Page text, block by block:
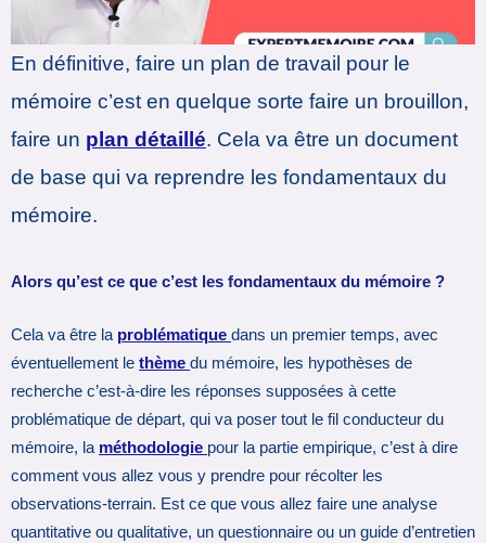
En définitive, faire un plan de travail pour le
mémoire c’est en quelque sorte faire un brouillon,
faire un plan détaillé. Cela va être un document
de base qui va reprendre les fondamentaux du
mémoire.
Alors qu’est ce que c’est les fondamentaux du mémoire ?
Cela va être la problématique dans un premier temps, avec
éventuellement le thème du mémoire, les hypothèses de
recherche c’est-à-dire les réponses supposées à cette
problématique de départ, qui va poser tout le fil conducteur du
mémoire, la méthodologie pour la partie empirique, c’est à dire
comment vous allez vous y prendre pour récolter les
observations-terrain. Est ce que vous allez faire une analyse
quantitative ou qualitative, un questionnaire ou un guide d’entretien